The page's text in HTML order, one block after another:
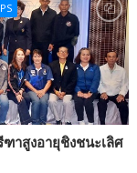
าสูงอายุชิงชนะเลิศ